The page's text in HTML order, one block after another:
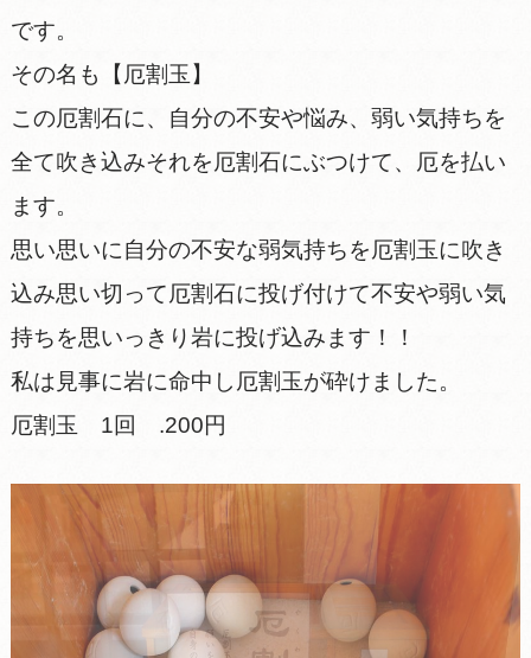
です。
その名も【厄割玉】
この厄割石に、自分の不安や悩み、弱い気持ちを
全て吹き込みそれを厄割石にぶつけて、厄を払い
ます。
思い思いに自分の不安な弱気持ちを厄割玉に吹き
込み思い切って厄割石に投げ付けて不安や弱い気
持ちを思いっきり岩に投げ込みます！！
私は見事に岩に命中し厄割玉が砕けました。
厄割玉 1回 .200円